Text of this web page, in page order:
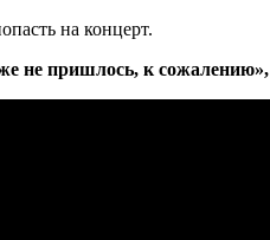
на концерт.
не пришлось, к сожалению»,